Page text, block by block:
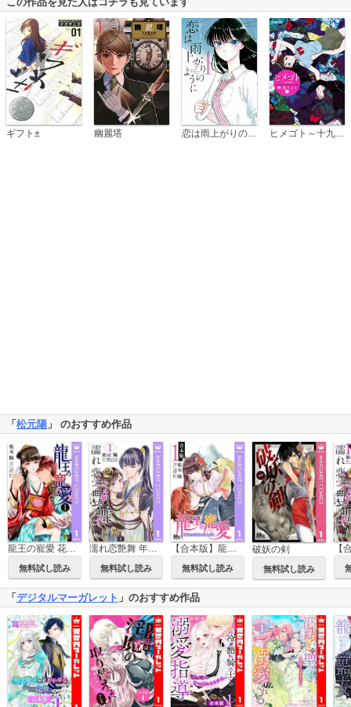
ギフト± 幽麗塔 ヒメゴト～十九歳の制服～
「 松元陽 」 のおすすめ作品
龍王の寵愛 花嫁は草原に乱れ咲く
無料試し読み
濡れ恋艶舞 年下皇子の一途な求愛
無料試し読み
【合本版】龍王の寵愛 花嫁は草原に乱れ咲く
無料試し読み
破妖の剣
無料試し読み
「 デジタルマーガレット 」のおすすめ作品